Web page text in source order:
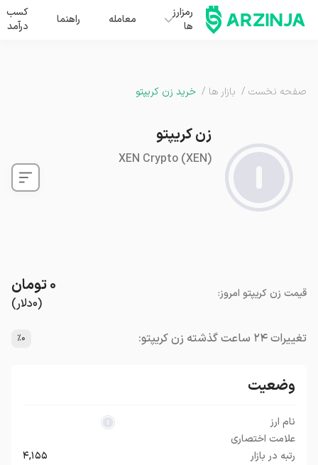
رمزارز
ها
معامله راهنما
کسب
درآمد
صفحه نخست / بازار ها / خرید زن کریپتو
زن کریپتو
XEN Crypto(XEN)
قیمت زن کریپتو امروز:
(۰دلار)
۰تومان
تغییرات ۲۴ ساعت گذشته زن کریپتو: ٪۰
وضعیت
نام ارز
علامت اختصاری
رتبه در بازار
۴,۱۵۵